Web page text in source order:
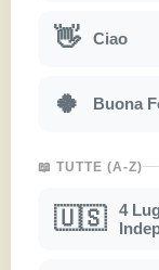
👋 Ciao
🍀 Buona
📖 TUTTE (A-Z)
🇺🇸
4